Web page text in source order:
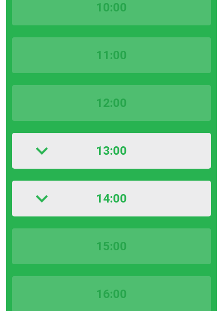
10:00
11:00
12:00
13:00
14:00
15:00
16:00